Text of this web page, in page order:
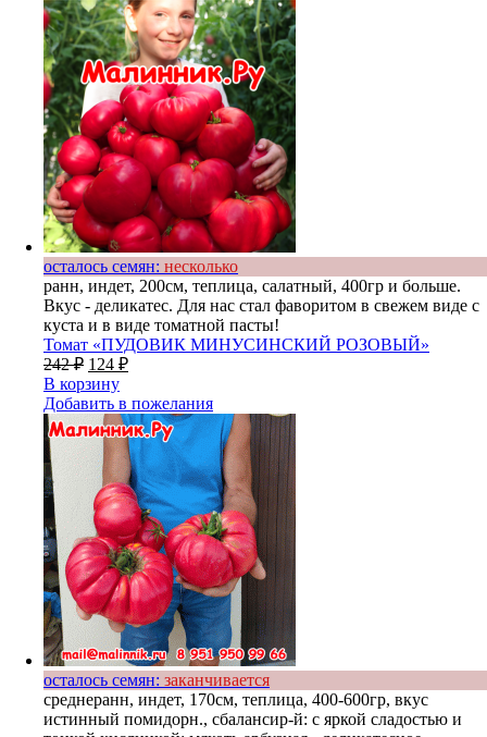
осталось семян: несколько
ранн, индет, 200см, теплица, салатный, 400гр и больше.
Вкус - деликатес. Для нас стал фаворитом в свежем виде с
куста и в виде томатной пасты!
Томат «ПУДОВИК МИНУСИНСКИЙ РОЗОВЫЙ»
242₽ 124 ₽
В корзину
Добавить в пожелания
осталось семян: заканчивается
среднеранн, индет, 170см, теплица, 400-600гр, вкус
истинный помидорн., сбалансир-й: с яркой сладостью и